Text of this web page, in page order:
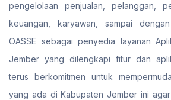
pengelolaan penjualan, pelanggan,
keuangan, karyawan, sampai
OASSE sebagai penyedia layanan
Jember yang dilengkapi fitur dan
terus berkomitmen untuk
yang ada di Kabupaten Jember ini